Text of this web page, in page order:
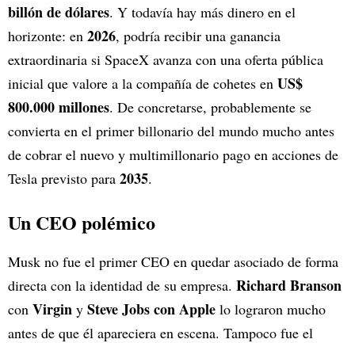
billón de dólares. Y todavía hay más dinero en el
horizonte: en 2026, podría recibir una ganancia
extraordinaria si SpaceX avanza con una oferta pública
inicial que valore a la compañía de cohetes en US$
800.000 millones. De concretarse, probablemente se
convierta en el primer billonario del mundo mucho antes
de cobrar el nuevo y multimillonario pago en acciones de
Tesla previsto para 2035.
Un CEO polémico
Musk no fue el primer CEO en quedar asociado de forma
directa con la identidad de su empresa. Richard Branson
con Virgin y Steve Jobs con Apple lo lograron mucho
antes de que él apareciera en escena. Tampoco fue el